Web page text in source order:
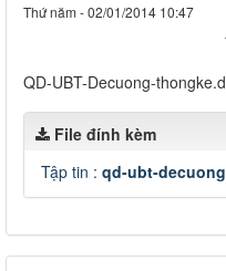
Thứ năm - 02/01/2014 10:47
QD-UBT-Decuong-
File đính kèm
Tập tin : qd-ubt-